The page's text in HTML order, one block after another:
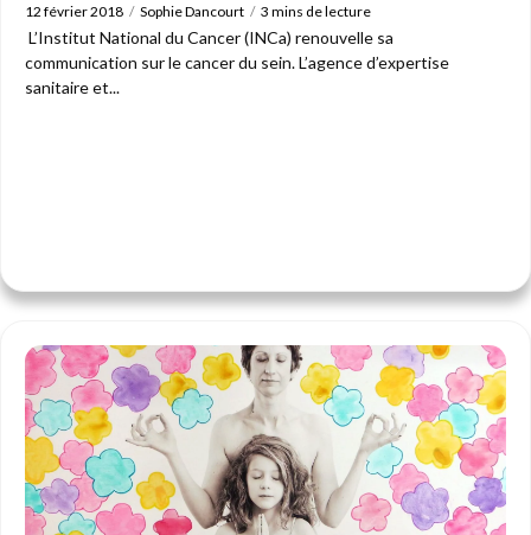
12 février 2018 Sophie Dancourt 3 mins de lecture
L’Institut National du Cancer (INCa) renouvelle sa
communication sur le cancer du sein. L’agence d’expertise
sanitaire et...